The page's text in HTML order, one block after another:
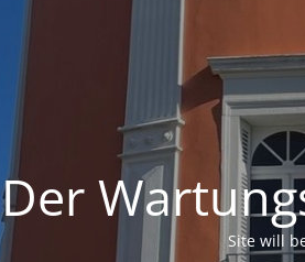
Der
Site will